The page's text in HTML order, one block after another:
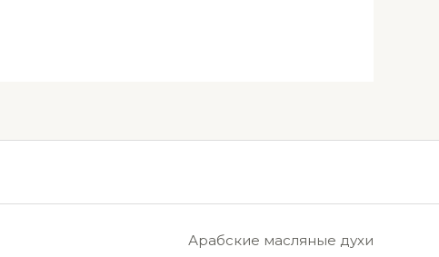
Арабские масляные духи